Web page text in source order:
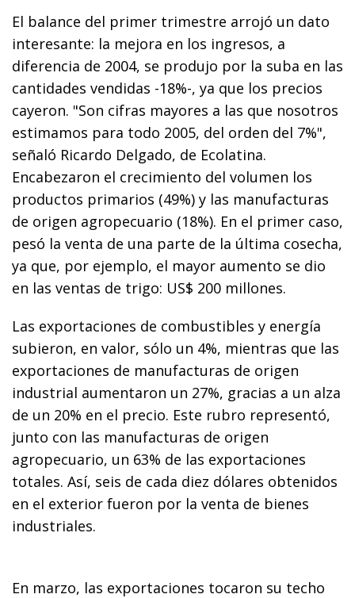
El balance del primer trimestre arrojó un dato
interesante: la mejora en los ingresos, a
diferencia de 2004, se produjo por la suba en las
cantidades vendidas -18%-, ya que los precios
cayeron. "Son cifras mayores a las que nosotros
estimamos para todo 2005, del orden del 7%",
señaló Ricardo Delgado, de Ecolatina.
Encabezaron el crecimiento del volumen los
productos primarios (49%) y las manufacturas
de origen agropecuario (18%). En el primer caso,
pesó la venta de una parte de la última cosecha,
ya que, por ejemplo, el mayor aumento se dio
en las ventas de trigo: US$ 200 millones.
Las exportaciones de combustibles y energía
subieron, en valor, sólo un 4%, mientras que las
exportaciones de manufacturas de origen
industrial aumentaron un 27%, gracias a un alza
de un 20% en el precio. Este rubro representó,
junto con las manufacturas de origen
agropecuario, un 63% de las exportaciones
totales. Así, seis de cada diez dólares obtenidos
en el exterior fueron por la venta de bienes
industriales.
En marzo, las exportaciones tocaron su techo